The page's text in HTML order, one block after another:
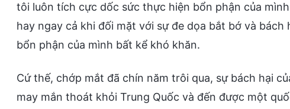
tôi luôn tích cực dốc sức thực hiện bổn phận của
hay ngay cả khi đối mặt với sự đe dọa bắt bớ và
bổn phận của mình bất kể khó khăn.
Cứ thế, chớp mắt đã chín năm trôi qua, sự bách hại
may mắn thoát khỏi Trung Quốc và đến được một